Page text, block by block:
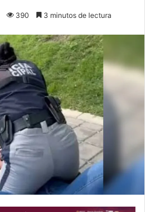
390 3 minutos de lectura